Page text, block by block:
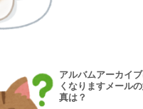
アルバムアーカイ
くなりますメール
真は？